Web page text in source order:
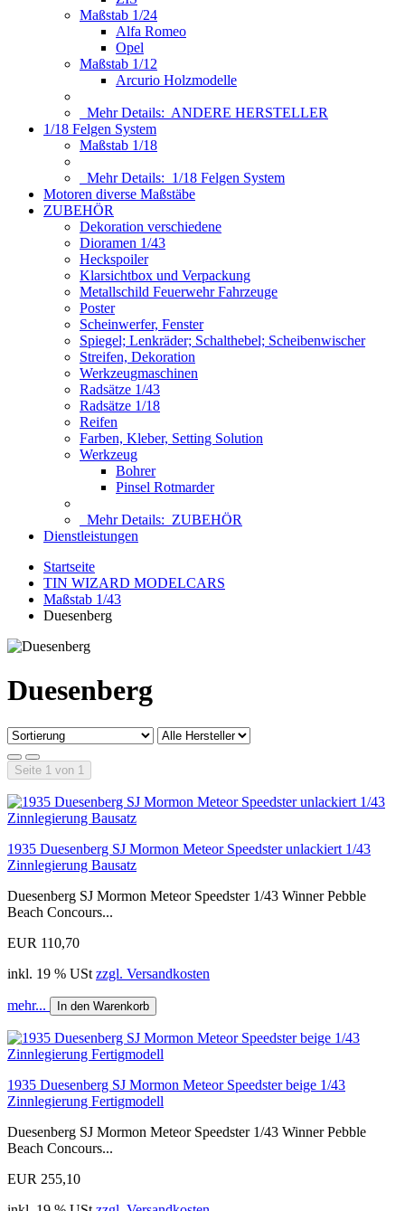
Maßstab 1/24
Alfa Romeo
Opel
Maßstab 1/12
Arcurio Holzmodelle
Mehr Details: ANDERE HERSTELLER
1/18 Felgen System
Maßstab 1/18
Mehr Details: 1/18 Felgen System
Motoren diverse Maßstäbe
ZUBEHÖR
Dekoration verschiedene
Dioramen 1/43
Heckspoiler
Klarsichtbox und Verpackung
Metallschild Feuerwehr Fahrzeuge
Poster
Scheinwerfer, Fenster
Spiegel; Lenkräder; Schalthebel; Scheibenwischer
Streifen, Dekoration
Werkzeugmaschinen
Radsätze 1/43
Radsätze 1/18
Reifen
Farben, Kleber, Setting Solution
Werkzeug
Bohrer
Pinsel Rotmarder
Mehr Details: ZUBEHÖR
Dienstleistungen
Startseite
TIN WIZARD MODELCARS
Maßstab 1/43
Duesenberg
Duesenberg
Seite 1 von 1
1935 Duesenberg SJ Mormon Meteor Speedster unlackiert 1/43
Zinnlegierung Bausatz
Duesenberg SJ Mormon Meteor Speedster 1/43 Winner Pebble
Beach Concours...
EUR 110,70
inkl. 19 % USt zzgl. Versandkosten
mehr... In den Warenkorb
1935 Duesenberg SJ Mormon Meteor Speedster beige 1/43
Zinnlegierung Fertigmodell
Duesenberg SJ Mormon Meteor Speedster 1/43 Winner Pebble
Beach Concours...
EUR 255,10